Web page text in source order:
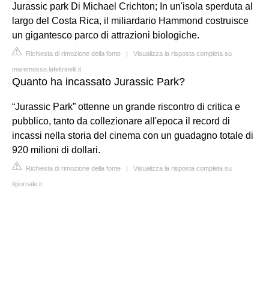
Jurassic park Di Michael Crichton; In un'isola sperduta al
largo del Costa Rica, il miliardario Hammond costruisce
un gigantesco parco di attrazioni biologiche.
Richiesta di rimozione della fonte | Visualizza la risposta completa su
maremosso.lafeltrinelli.it
Quanto ha incassato Jurassic Park?
“Jurassic Park” ottenne un grande riscontro di critica e
pubblico, tanto da collezionare all'epoca il record di
incassi nella storia del cinema con un guadagno totale di
920 milioni di dollari.
Richiesta di rimozione della fonte | Visualizza la risposta completa su
ilgiornale.it